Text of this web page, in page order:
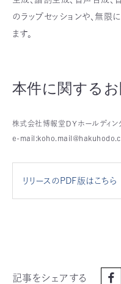
のラップセッションや、無限
ます。
本件に関する
株式会社博報堂ＤＹホールディ
e-
リリースのPDF版はこちら
記事をシェアする